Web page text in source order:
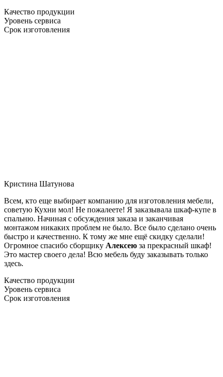
Качество продукции
Уровень сервиса
Срок изготовления
Кристина Шатунова
Всем, кто еще выбирает компанию для изготовления мебели,
советую Кухни мол! Не пожалеете! Я заказывала шкаф-купе в
спальню. Начиная с обсуждения заказа и заканчивая
монтажом никаких проблем не было. Все было сделано очень
быстро и качественно. К тому же мне ещё скидку сделали!
Огромное спасибо сборщику Алексею за прекрасный шкаф!
Это мастер своего дела! Всю мебель буду заказывать только
здесь.
Качество продукции
Уровень сервиса
Срок изготовления